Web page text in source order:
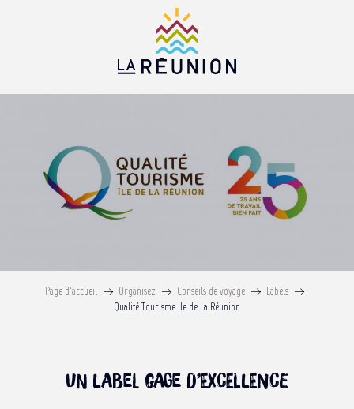
Page d’accueil Organisez Conseils de voyage
Labels
Qualité Tourisme Ile de La Réunion
Un label gage d’excellence